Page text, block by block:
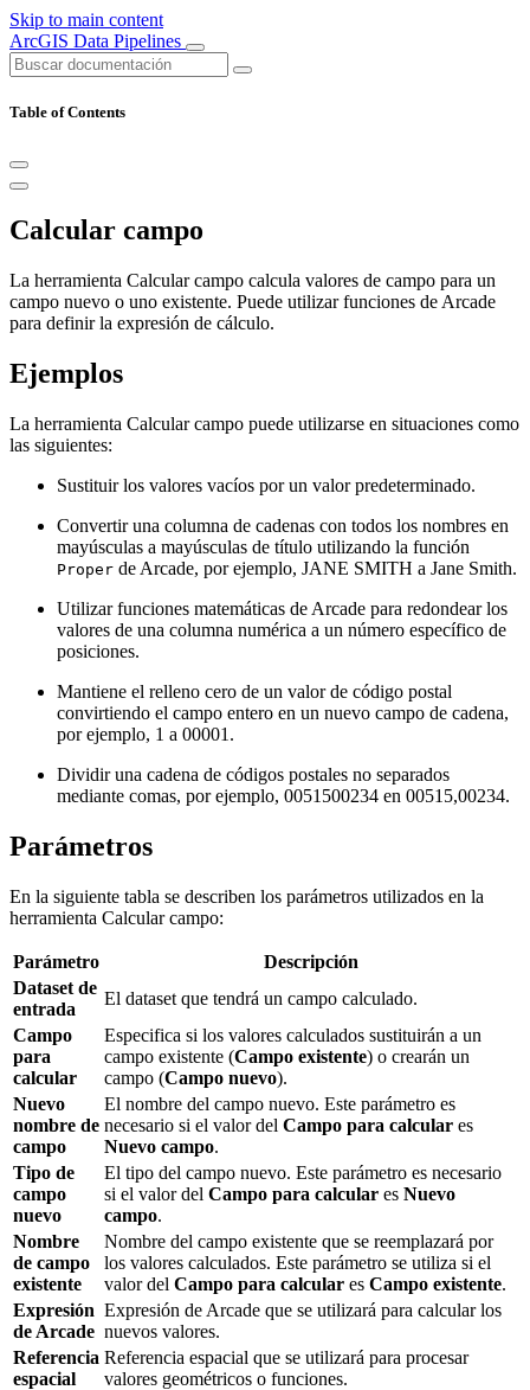
Skip to main content
ArcGIS Data Pipelines
Table of Contents
Calcular campo
La herramienta Calcular campo calcula valores de campo para un
campo nuevo o uno existente. Puede utilizar funciones de Arcade
para definir la expresión de cálculo.
Ejemplos
La herramienta Calcular campo puede utilizarse en situaciones como
las siguientes:
Sustituir los valores vacíos por un valor predeterminado.
Convertir una columna de cadenas con todos los nombres en
mayúsculas a mayúsculas de título utilizando la función
Proper de Arcade, por ejemplo, JANE SMITH a Jane Smith.
Utilizar funciones matemáticas de Arcade para redondear los
valores de una columna numérica a un número específico de
posiciones.
Mantiene el relleno cero de un valor de código postal
convirtiendo el campo entero en un nuevo campo de cadena,
por ejemplo, 1 a 00001.
Dividir una cadena de códigos postales no separados
mediante comas, por ejemplo, 0051500234 en 00515,00234.
Parámetros
En la siguiente tabla se describen los parámetros utilizados en la
herramienta Calcular campo:
Parámetro
Descripción
Dataset de
entrada
El dataset que tendrá un campo calculado.
Campo
para
calcular
Especifica si los valores calculados sustituirán a un
campo existente (Campo existente) o crearán un
campo (Campo nuevo).
Nuevo
nombre de
campo
El nombre del campo nuevo. Este parámetro es
necesario si el valor del Campo para calcular es
Nuevo campo.
Tipo de
campo
nuevo
El tipo del campo nuevo. Este parámetro es necesario
si el valor del Campo para calcular es Nuevo
campo.
Nombre
de campo
existente
Nombre del campo existente que se reemplazará por
los valores calculados. Este parámetro se utiliza si el
valor del Campo para calcular es Campo existente.
Expresión
de Arcade
Expresión de Arcade que se utilizará para calcular los
nuevos valores.
Referencia
espacial
Referencia espacial que se utilizará para procesar
valores geométricos o funciones.